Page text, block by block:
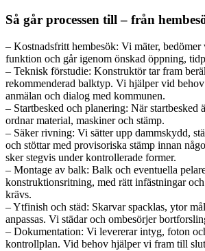
Så går processen till – från
– Kostnadsfritt hembesök: Vi mäter, bedömer
funktion och går igenom önskad öppning,
– Teknisk förstudie: Konstruktör tar fram
rekommenderad balktyp. Vi hjälper vid
anmälan och dialog med kommunen.
– Startbesked och planering: När startbesked
ordnar material, maskiner och stämp.
– Säker rivning: Vi sätter upp dammskydd,
och stöttar med provisoriska stämp innan
sker stegvis under kontrollerade former.
– Montage av balk: Balk och eventuella
konstruktionsritning, med rätt infästningar
krävs.
– Ytfinish och städ: Skarvar spacklas, ytor
anpassas. Vi städar och ombesörjer
– Dokumentation: Vi levererar intyg, foton
kontrollplan. Vid behov hjälper vi fram till